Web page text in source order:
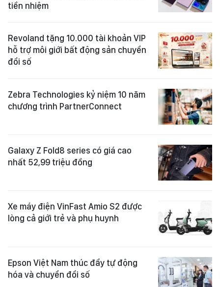
tiền nhiệm
Revoland tặng 10.000 tài khoản VIP
hỗ trợ môi giới bất động sản chuyển
đổi số
Zebra Technologies kỷ niệm 10 năm
chương trình PartnerConnect
Galaxy Z Fold8 series có giá cao
nhất 52,99 triệu đồng
Xe máy điện VinFast Amio S2 được
lòng cả giới trẻ và phụ huynh
Epson Việt Nam thúc đẩy tự động
hóa và chuyển đổi số